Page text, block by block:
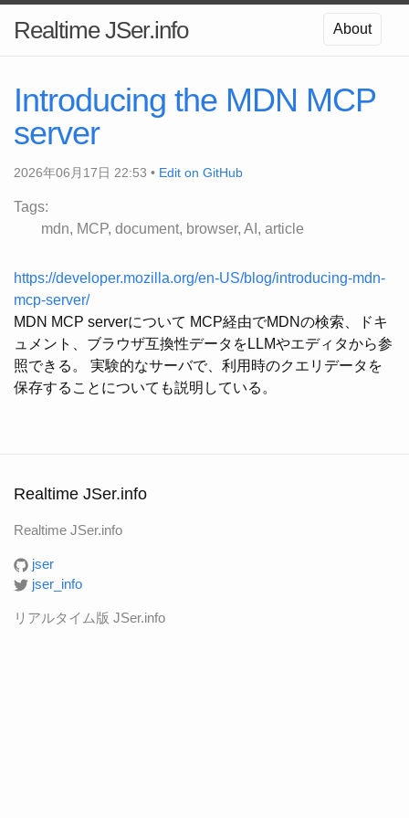
Realtime JSer.info About
Introducing the MDN MCP
server
2026年06月17日 22:53 • Edit on GitHub
Tags:
mdn
MCP document browser AI article
https://developer.mozilla.org/en-US/blog/introducing-mdn-
mcp-server/
MDN MCP serverについて MCP経由でMDNの検索、ドキ
ュメント、ブラウザ互換性データをLLMやエディタから参
照できる。 実験的なサーバで、利用時のクエリデータを
保存することについても説明している。
Realtime JSer.info
Realtime JSer.info
jser
jser_info
リアルタイム版 JSer.info